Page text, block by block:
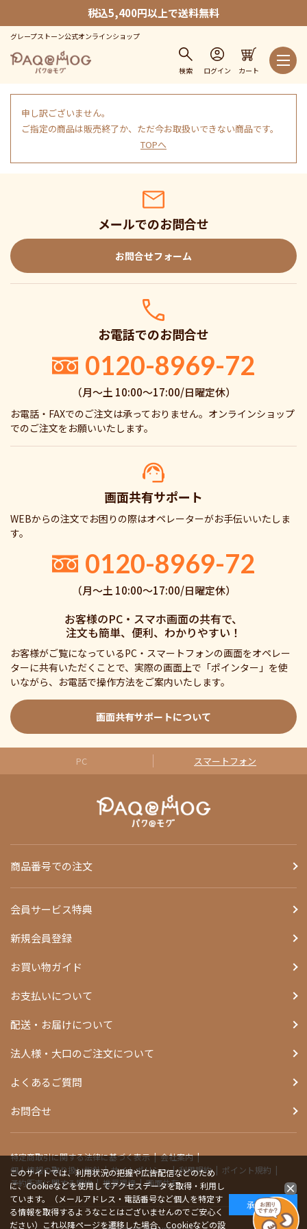
税込5,400円以上で送料無料
グレープストーン公式オンラインショップ
検索 ログイン カート
申し訳ございません。
ご指定の商品は販売終了か、ただ今お取扱いできない商品です。
TOPへ
メールでのお問合せ
お問合せフォーム
お電話でのお問合せ
0120-8969-72
（月〜土 10:00〜17:00/日曜定休）
お電話・FAXでのご注文は承っておりません。オンラインショップ
でのご注文をお願いいたします。
画面共有サポート
WEBからの注文でお困りの際はオペレーターがお手伝いいたしま
す。
0120-8969-72
（月〜土 10:00〜17:00/日曜定休）
お客様のPC・スマホ画面の共有で、
注文も簡単、便利、わかりやすい！
お客様がご覧になっているPC・スマートフォンの画面をオペレー
ターに共有いただくことで、実際の画面上で「ポインター」を使
いながら、お電話で操作方法をご案内いたします。
画面共有サポートについて
PC スマートフォン
商品番号での注文
会員サービス特典
新規会員登録
お買い物ガイド
お支払いについて
配送・お届けについて
法人様・大口のご注文について
よくあるご質問
お問合せ
特定商取引に関する法律に基づく表示
会社案内
個人情報の取り扱い指針
サイトポリシー 利用規約
ポイント規約
予約販売に関する規約
推奨環境 画面共有
このサイトでは、利用状況の把握や広告配信などのため
に、Cookieなどを使用してアクセスデータを取得・利用し
ています。（メールアドレス・電話番号など個人を特定す
る情報を取得するようなことはございませんのでご安心く
ださい）これ以降ページを遷移した場合、Cookieなどの設
承諾する